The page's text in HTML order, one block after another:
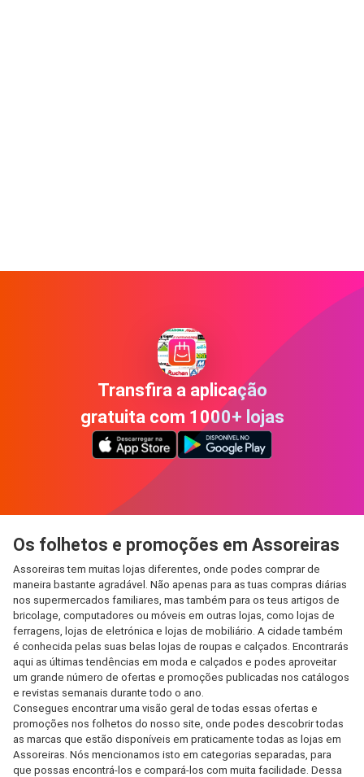
Transfira a aplicação
gratuita com 1000+ lojas
Os folhetos e promoções em Assoreiras
Assoreiras tem muitas lojas diferentes, onde podes comprar de
maneira bastante agradável. Não apenas para as tuas compras diárias
nos supermercados familiares, mas também para os teus artigos de
bricolage, computadores ou móveis em outras lojas, como lojas de
ferragens, lojas de eletrónica e lojas de mobiliário. A cidade também
é conhecida pelas suas belas lojas de roupas e calçados. Encontrarás
aqui as últimas tendências em moda e calçados e podes aproveitar
um grande número de ofertas e promoções publicadas nos catálogos
e revistas semanais durante todo o ano.
Consegues encontrar uma visão geral de todas essas ofertas e
promoções nos folhetos do nosso site, onde podes descobrir todas
as marcas que estão disponíveis em praticamente todas as lojas em
Assoreiras. Nós mencionamos isto em categorias separadas, para
que possas encontrá-los e compará-los com muita facilidade. Dessa